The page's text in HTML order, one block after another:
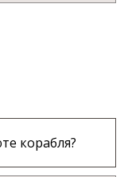
корабля?